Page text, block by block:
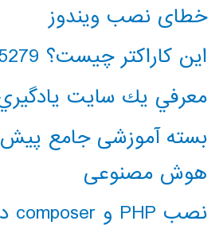
خطای نصب ویندوز
این کاراکتر چیست؟ 65279
معرفي يك سايت
بسته آموزشی جامع پیش
هوش مصنوعی
نصب PHP و composer در ویندوز 10